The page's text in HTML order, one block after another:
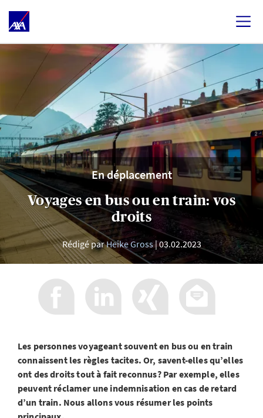
En déplacement
Voyages en bus ou en train: vos
droits
Rédigé parHeike Gross 03.02.2023
Les personnes voyageant souvent en bus ou en train
connaissent les règles tacites. Or, savent-elles qu’elles
ont des droits tout à fait reconnus? Par exemple, elles
peuvent réclamer une indemnisation en cas de retard
d’un train. Nous allons vous résumer les points